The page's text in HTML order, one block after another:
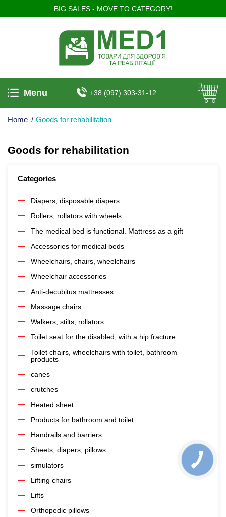
BIG SALES - MOVE TO CATEGORY!
Menu +38 (097) 303-31-12
Home / Goods for rehabilitation
Goods for rehabilitation
Categories
Diapers, disposable diapers
Rollers, rollators with wheels
The medical bed is functional. Mattress as a gift
Accessories for medical beds
Wheelchairs, chairs, wheelchairs
Wheelchair accessories
Anti-decubitus mattresses
Massage chairs
Walkers, stilts, rollators
Toilet seat for the disabled, with a hip fracture
Toilet chairs, wheelchairs with toilet, bathroom
products
canes
crutches
Heated sheet
Products for bathroom and toilet
Handrails and barriers
Sheets, diapers, pillows
simulators
Lifting chairs
Lifts
Orthopedic pillows